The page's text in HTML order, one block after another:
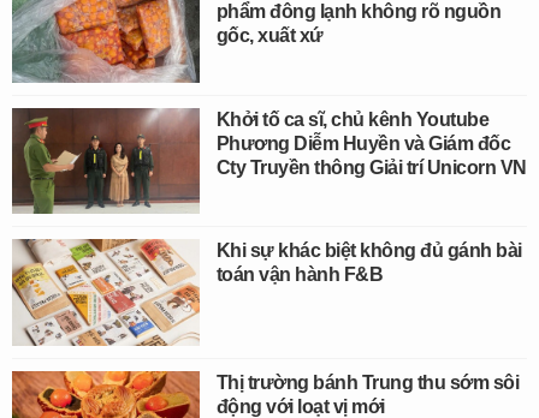
phẩm đông lạnh không rõ nguồn
gốc, xuất xứ
Khởi tố ca sĩ, chủ kênh Youtube
Phương Diễm Huyền và Giám đốc
Cty Truyền thông Giải trí Unicorn VN
Khi sự khác biệt không đủ gánh bài
toán vận hành F&B
Thị trường bánh Trung thu sớm sôi
động với loạt vị mới